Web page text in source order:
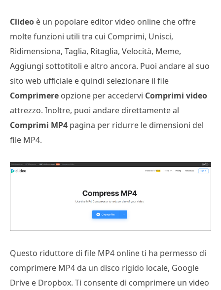
Clideo è un popolare editor video online che offre
molte funzioni utili tra cui Comprimi, Unisci,
Ridimensiona, Taglia, Ritaglia, Velocità, Meme,
Aggiungi sottotitoli e altro ancora. Puoi andare al suo
sito web ufficiale e quindi selezionare il file
Comprimere opzione per accedervi Comprimi video
attrezzo. Inoltre, puoi andare direttamente al
Comprimi MP4 pagina per ridurre le dimensioni del
file MP4.
Questo riduttore di file MP4 online ti ha permesso di
comprimere MP4 da un disco rigido locale, Google
Drive e Dropbox. Ti consente di comprimere un video